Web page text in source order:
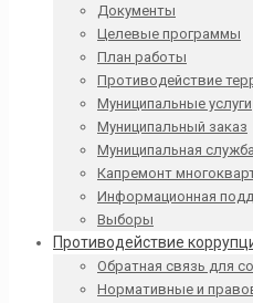
Документы
Целевые программы
План работы
Противодействие
Муниципальные услуги
Муниципальный заказ
Муниципальная служба
Капремонт
Информационная
Выборы
Противодействие
Обратная связь для
Нормативные и